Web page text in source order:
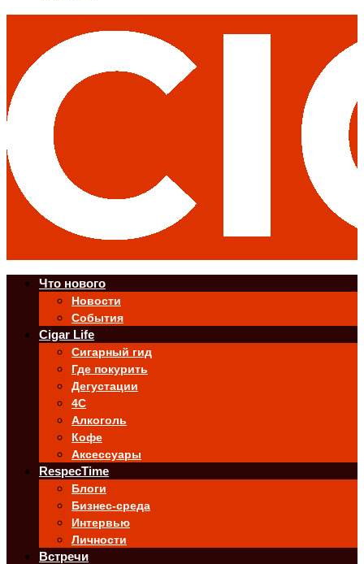
Что нового
Новости
События
Cigar Life
Сигарный гид
Где покурить
Дегустации
4C
Алкоголь
Кофе
Аксессуары
RespecTime
Блоги
Бизнес-среда
Интервью
Личности
Встречи